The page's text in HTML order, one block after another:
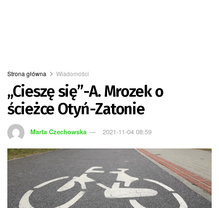
Strona główna Wiadomości
„Cieszę się”-A. Mrozek o
ścieżce Otyń-Zatonie
Marta Czechowska 2021-11-04 08:59